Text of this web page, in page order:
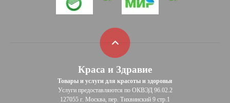
Краса и Здравие
Товары и услуги для красоты и здоровья
Услуги предоставляются по ОКВЭД 96.02.2
127055 г. Москва, пер. Тихвинский 9 стр.1